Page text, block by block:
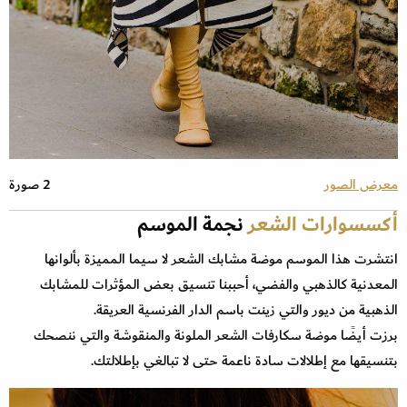
معرض الصور 2 صورة
أكسسوارات الشعرنجمة الموسم
انتشرت هذا الموسم موضة مشابك الشعر لا سيما المميزة بألوانها
المعدنية كالذهبي والفضي، أحببنا تنسيق بعض المؤثرات للمشابك
الذهبية من ديور والتي زينت باسم الدار الفرنسية العريقة.
برزت أيضًا موضة سكارفات الشعر الملونة والمنقوشة والتي ننصحك
بتنسيقها مع إطلالات سادة ناعمة حتى لا تبالغي بإطلالتك.